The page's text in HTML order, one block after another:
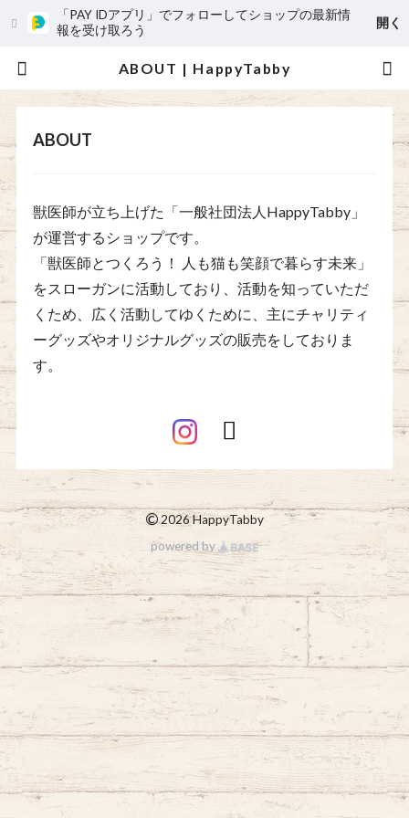
「PAY IDアプリ」でフォローしてショップの最新情
報を受け取ろう
開く
ABOUT | HappyTabby
ABOUT
獣医師が立ち上げた「一般社団法人HappyTabby」
が運営するショップです。
「獣医師とつくろう！ 人も猫も笑顔で暮らす未来」
をスローガンに活動しており、活動を知っていただ
くため、広く活動してゆくために、主にチャリティ
ーグッズやオリジナルグッズの販売をしておりま
す。
©2026 HappyTabby
powered by